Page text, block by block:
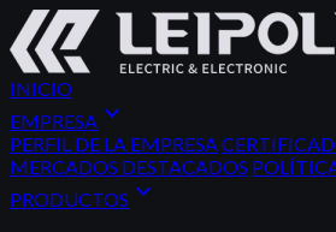
INICIO
EMPRESA expand_more
PERFIL DE LA EMPRESA
MERCADOS DESTACADOS
PRODUCTOS expand_more